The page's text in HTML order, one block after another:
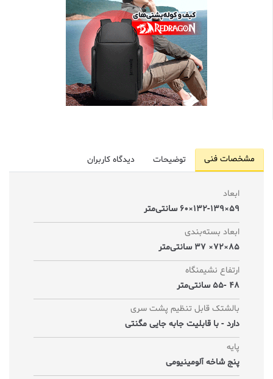
مشخصات فنی توضیحات دیدگاه کاربران
ابعاد
59×132-139×60 سانتی‌متر
ابعاد بسته‌بندی
85×72× 37 سانتی‌متر
ارتفاع نشیمنگاه
48 -55 سانتی‌متر
بالشتک قابل تنظیم پشت سری
دارد - با قابلیت جابه جایی مگنتی
پایه
پنج شاخه آلومینیومی